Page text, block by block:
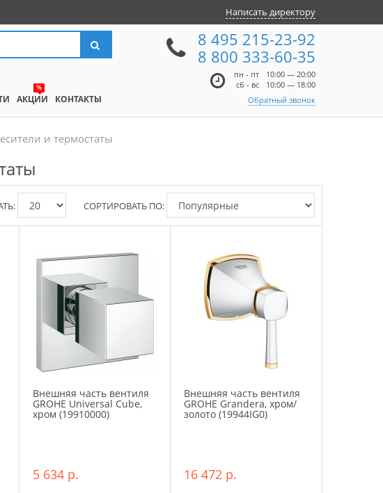
Написать директору
8 495 215-23-92
8 800 333-60-35
пн - пт
10:00 — 20:00
сб - вс
10:00 — 18:00
Обратный звонок
%
АКЦИИ КОНТАКТЫ
и термостаты
СОРТИРОВАТЬ ПО:
Внешняя часть вентиля
GROHE Universal Cube,
хром (19910000)
5 634 р.
Внешняя часть вентиля
GROHE Grandera, хром/
золото (19944IG0)
16 472 р.